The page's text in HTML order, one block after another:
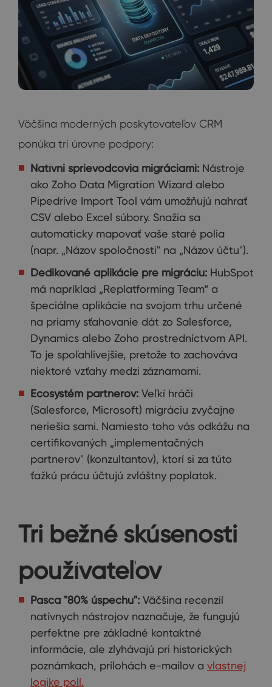
Väčšina moderných poskytovateľov CRM
ponúka tri úrovne podpory:
Natívni sprievodcovia migráciami: Nástroje
ako Zoho Data Migration Wizard alebo
Pipedrive Import Tool vám umožňujú nahrať
CSV alebo Excel súbory. Snažia sa
automaticky mapovať vaše staré polia
(napr. „Názov spoločnosti" na „Názov účtu").
Dedikované aplikácie pre migráciu: HubSpot
má napríklad „Replatforming Team“ a
špeciálne aplikácie na svojom trhu určené
na priamy sťahovanie dát zo Salesforce,
Dynamics alebo Zoho prostredníctvom API.
To je spoľahlivejšie, pretože to zachováva
niektoré vzťahy medzi záznamami.
Ecosystém partnerov: Veľkí hráči
(Salesforce, Microsoft) migráciu zvyčajne
neriešia sami. Namiesto toho vás odkážu na
certifikovaných „implementačných
partnerov" (konzultantov), ktorí si za túto
ťažkú prácu účtujú zvláštny poplatok.
Tri bežné skúsenosti
používateľov
Pasca "80% úspechu": Väčšina recenzií
natívnych nástrojov naznačuje, že fungujú
perfektne pre základné kontaktné
informácie, ale zlyhávajú pri historických
poznámkach, prílohách e-mailov a vlastnej
logike polí.